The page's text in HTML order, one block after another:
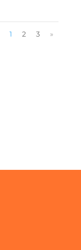
1 2 3 »